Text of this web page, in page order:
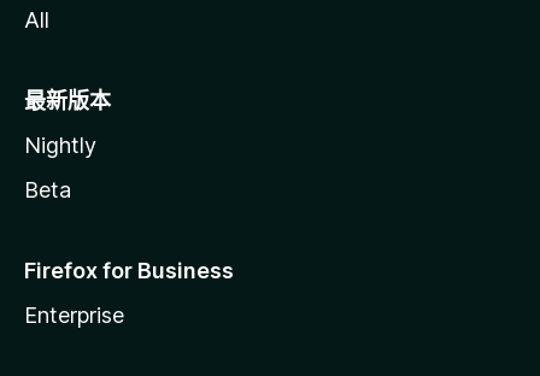
All
最新版本
Nightly
Beta
Firefox for Business
Enterprise